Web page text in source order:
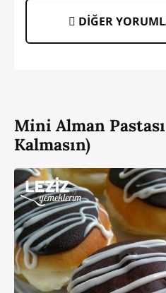
DİĞER
Mini Alman
Kalmasın)